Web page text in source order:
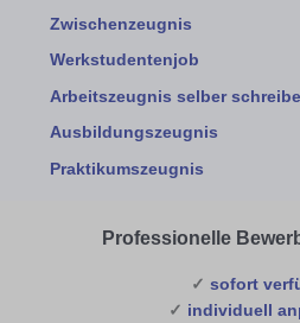
Zwischenzeugnis
Werkstudentenjob
Arbeitszeugnis selber
Ausbildungszeugnis
Praktikumszeugnis
Professionelle
✓ sofort
✓ individuell